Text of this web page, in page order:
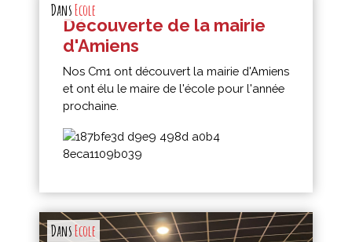
DansEcole
Découverte de la mairie
d'Amiens
Nos Cm1 ont découvert la mairie d'Amiens
et ont élu le maire de l'école pour l'année
prochaine.
DansEcole